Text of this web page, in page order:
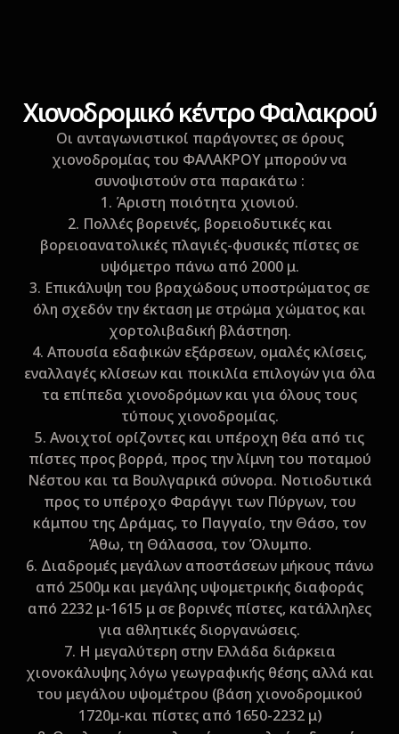
Xιονοδρομικό κέντρο Φαλακρού
Οι ανταγωνιστικοί παράγοντες σε όρους
χιονοδρομίας του ΦΑΛΑΚΡΟΥ μπορούν να
συνοψιστούν στα παρακάτω :
1. Άριστη ποιότητα χιονιού.
2. Πολλές βορεινές, βορειοδυτικές και
βορειοανατολικές πλαγιές-φυσικές πίστες σε
υψόμετρο πάνω από 2000 μ.
3. Επικάλυψη του βραχώδους υποστρώματος σε
όλη σχεδόν την έκταση με στρώμα χώματος και
χορτολιβαδική βλάστηση.
4. Απουσία εδαφικών εξάρσεων, ομαλές κλίσεις,
εναλλαγές κλίσεων και ποικιλία επιλογών για όλα
τα επίπεδα χιονοδρόμων και για όλους τους
τύπους χιονοδρομίας.
5. Ανοιχτοί ορίζοντες και υπέροχη θέα από τις
πίστες προς βορρά, προς την λίμνη του ποταμού
Νέστου και τα Βουλγαρικά σύνορα. Νοτιοδυτικά
προς το υπέροχο Φαράγγι των Πύργων, του
κάμπου της Δράμας, το Παγγαίο, την Θάσο, τον
Άθω, τη Θάλασσα, τον Όλυμπο.
6. Διαδρομές μεγάλων αποστάσεων μήκους πάνω
από 2500μ και μεγάλης υψομετρικής διαφοράς
από 2232 μ-1615 μ σε βορινές πίστες, κατάλληλες
για αθλητικές διοργανώσεις.
7. Η μεγαλύτερη στην Ελλάδα διάρκεια
χιονοκάλυψης λόγω γεωγραφικής θέσης αλλά και
του μεγάλου υψομέτρου (βάση χιονοδρομικού
1720μ-και πίστες από 1650-2232 μ)